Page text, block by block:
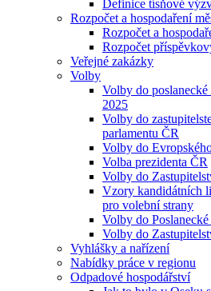
Definice tísňové
Rozpočet a hospodaření
Rozpočet a
Rozpočet
Veřejné zakázky
Volby
Volby do
2025
Volby do
parlamentu ČR
Volby do
Volba prezidenta ČR
Volby do
Vzory kandidátních
pro volební strany
Volby do
Volby do
Vyhlášky a nařízení
Nabídky práce v regionu
Odpadové hospodářství